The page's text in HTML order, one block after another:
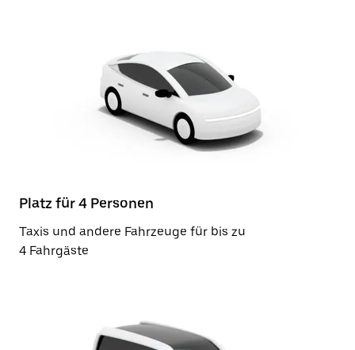
Platz für 4 Personen
Taxis und andere Fahrzeuge für bis zu
4 Fahrgäste